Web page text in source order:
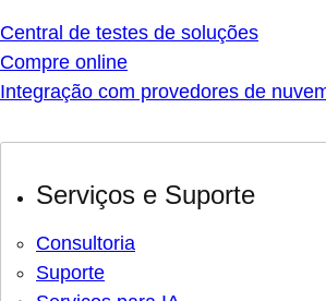
Central de testes de soluções
Compre online
Integração com provedores de
Serviços e Suporte
Consultoria
Suporte